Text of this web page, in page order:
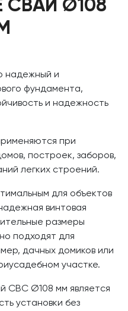
надежный и
фундамента,
и надежность
при
построек, заборов,
легких строений.
для объектов
винтовая
размеры
подходят для
дачных домиков или
участке.
СВС Ø108 мм является
установки без